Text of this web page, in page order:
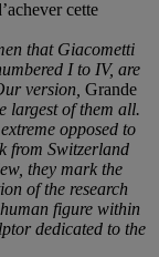
cette
that Giacometti
I to IV, are
version, Grande
largest of them all.
opposed to
from Switzerland
they mark the
of the research
figure within
dedicated to the